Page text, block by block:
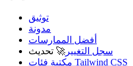
توثيق
مدونة
أفضل الممارسات
سجل التغيير 🚀 تحديث
مكتبة فئات Tailwind CSS